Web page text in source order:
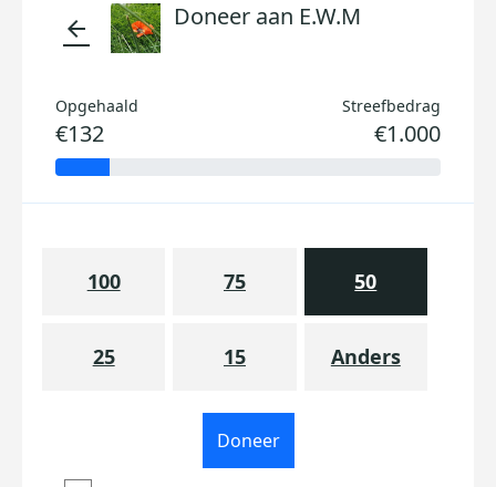
arrow_back Doneer aan E.W.M
Opgehaald
€132
Streefbedrag
€1.000
100 75 50
25 15 Anders
Doneer